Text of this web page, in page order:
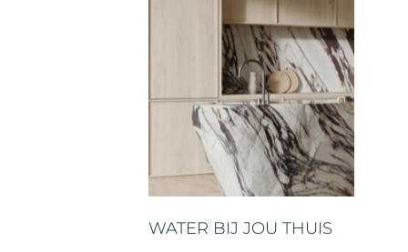
WATER BIJ JOU THUIS